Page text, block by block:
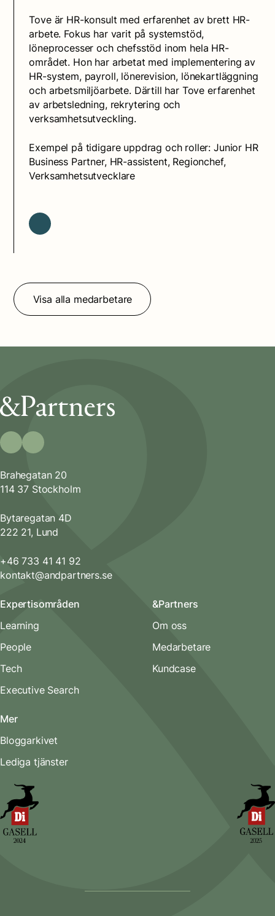
Tove är HR-konsult med erfarenhet av brett HR-
arbete. Fokus har varit på systemstöd,
löneprocesser och chefsstöd inom hela HR-
området. Hon har arbetat med implementering av
HR-system, payroll, lönerevision, lönekartläggning
och arbetsmiljöarbete. Därtill har Tove erfarenhet
av arbetsledning, rekrytering och
verksamhetsutveckling.
Exempel på tidigare uppdrag och roller: Junior HR
Business Partner, HR-assistent, Regionchef,
Verksamhetsutvecklare
Brahegatan 20
114 37 Stockholm
Bytaregatan 4D
222 21, Lund
+46 733 41 41 92
kontakt@andpartners.se
Expertisområden
Learning
People
Tech
Executive Search
&Partners
Om oss
Medarbetare
Kundcase
Mer
Bloggarkivet
Lediga tjänster